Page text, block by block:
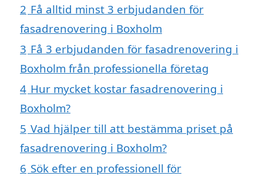
2 Få alltid minst 3 erbjudanden för
fasadrenovering i Boxholm
3 Få 3 erbjudanden för fasadrenovering i
Boxholm från professionella företag
4 Hur mycket kostar fasadrenovering i
Boxholm?
5 Vad hjälper till att bestämma priset på
fasadrenovering i Boxholm?
6 Sök efter en professionell för